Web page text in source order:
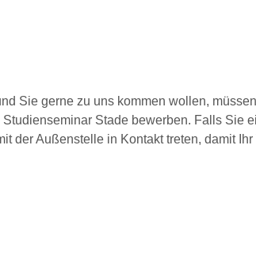
Sie gerne zu uns kommen wollen,
Stade bewerben. Falls Sie
der Außenstelle in Kontakt treten, damit